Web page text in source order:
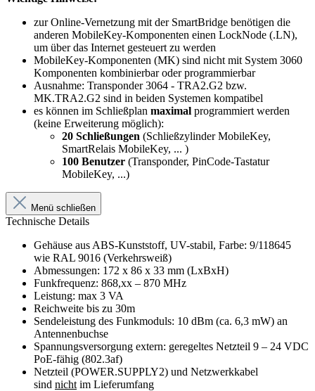
zur Online-Vernetzung mit der SmartBridge benötigen die
anderen MobileKey-Komponenten einen LockNode (.LN),
um über das Internet gesteuert zu werden
MobileKey-Komponenten (MK) sind nicht mit System 3060
Komponenten kombinierbar oder programmierbar
Ausnahme: Transponder 3064 - TRA2.G2 bzw.
MK.TRA2.G2 sind in beiden Systemen kompatibel
es können im Schließplan maximal programmiert werden
(keine Erweiterung möglich):
20 Schließungen (Schließzylinder MobileKey,
SmartRelais MobileKey, ... )
100 Benutzer (Transponder, PinCode-Tastatur
MobileKey, ...)
Menü schließen
Technische Details
Gehäuse aus ABS-Kunststoff, UV-stabil, Farbe: 9/118645
wie RAL 9016 (Verkehrsweiß)
Abmessungen: 172 x 86 x 33 mm (LxBxH)
Funkfrequenz: 868,xx – 870 MHz
Leistung: max 3 VA
Reichweite bis zu 30m
Sendeleistung des Funkmoduls: 10 dBm (ca. 6,3 mW) an
Antennenbuchse
Spannungsversorgung extern: geregeltes Netzteil 9 – 24 VDC
PoE-fähig (802.3af)
Netzteil (POWER.SUPPLY2) und Netzwerkkabel
sind nicht im Lieferumfang